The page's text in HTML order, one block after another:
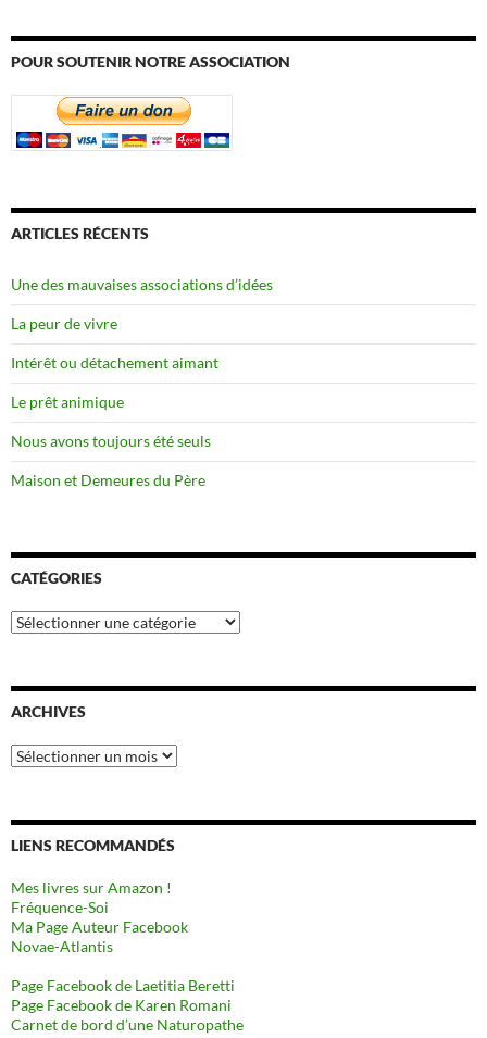
POUR SOUTENIR NOTRE ASSOCIATION
ARTICLES RÉCENTS
Une des mauvaises associations d’idées
La peur de vivre
Intérêt ou détachement aimant
Le prêt animique
Nous avons toujours été seuls
Maison et Demeures du Père
CATÉGORIES
Catégories
ARCHIVES
Archives
LIENS RECOMMANDÉS
Mes livres sur Amazon !
Fréquence-Soi
Ma Page Auteur Facebook
Novae-Atlantis
Page Facebook de Laetitia Beretti
Page Facebook de Karen Romani
Carnet de bord d’une Naturopathe